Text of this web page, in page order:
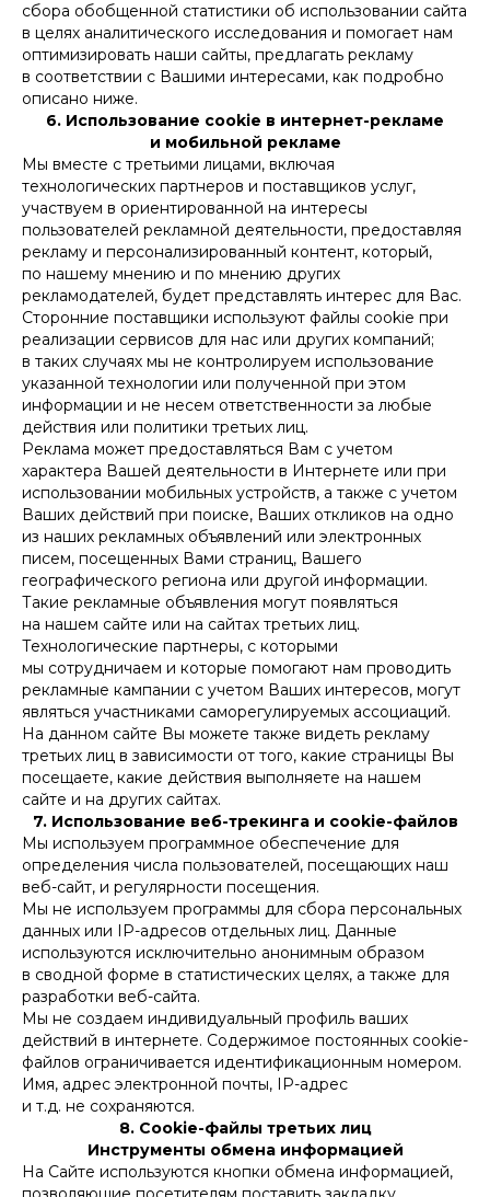
сбора обобщенной статистики об использовании сайта
в целях аналитического исследования и помогает нам
оптимизировать наши сайты, предлагать рекламу
в соответствии с Вашими интересами, как подробно
описано ниже.
6. Использование cookie в интернет-рекламе
и мобильной рекламе
Мы вместе с третьими лицами, включая
технологических партнеров и поставщиков услуг,
участвуем в ориентированной на интересы
пользователей рекламной деятельности, предоставляя
рекламу и персонализированный контент, который,
по нашему мнению и по мнению других
рекламодателей, будет представлять интерес для Вас.
Сторонние поставщики используют файлы cookie при
реализации сервисов для нас или других компаний;
в таких случаях мы не контролируем использование
указанной технологии или полученной при этом
информации и не несем ответственности за любые
действия или политики третьих лиц.
Реклама может предоставляться Вам с учетом
характера Вашей деятельности в Интернете или при
использовании мобильных устройств, а также с учетом
Ваших действий при поиске, Ваших откликов на одно
из наших рекламных объявлений или электронных
писем, посещенных Вами страниц, Вашего
географического региона или другой информации.
Такие рекламные объявления могут появляться
на нашем сайте или на сайтах третьих лиц.
Технологические партнеры, с которыми
мы сотрудничаем и которые помогают нам проводить
рекламные кампании с учетом Ваших интересов, могут
являться участниками саморегулируемых ассоциаций.
На данном сайте Вы можете также видеть рекламу
третьих лиц в зависимости от того, какие страницы Вы
посещаете, какие действия выполняете на нашем
сайте и на других сайтах.
7. Использование веб-трекинга и cookie-файлов
Мы используем программное обеспечение для
определения числа пользователей, посещающих наш
веб-сайт, и регулярности посещения.
Мы не используем программы для сбора персональных
данных или IP-адресов отдельных лиц. Данные
используются исключительно анонимным образом
в сводной форме в статистических целях, а также для
разработки веб-сайта.
Мы не создаем индивидуальный профиль ваших
действий в интернете. Содержимое постоянных cookie-
файлов ограничивается идентификационным номером.
Имя, адрес электронной почты, IP-адрес
и т.д. не сохраняются.
8. Cookie-файлы третьих лиц
Инструменты обмена информацией
На Сайте используются кнопки обмена информацией,